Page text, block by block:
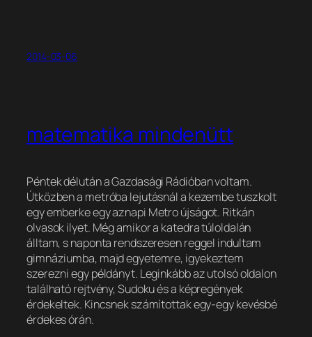
2014-03-06
matematika mindenütt
Péntek délután a Gazdasági Rádióban voltam.
Útközben a metróba lejutásnál a kezembe tuszkolt
egy emberke egy aznapi Metro újságot. Ritkán
olvasok ilyet. Még amikor a katedra túloldalán
álltam, s naponta rendszeresen reggel indultam
gimnáziumba, majd egyetemre, igyekeztem
szerezni egy példányt. Leginkább az utolsó oldalon
található rejtvény, Sudoku és a képregények
érdekeltek. Kincsnek számítottak egy-egy kevésbé
érdekes órán.